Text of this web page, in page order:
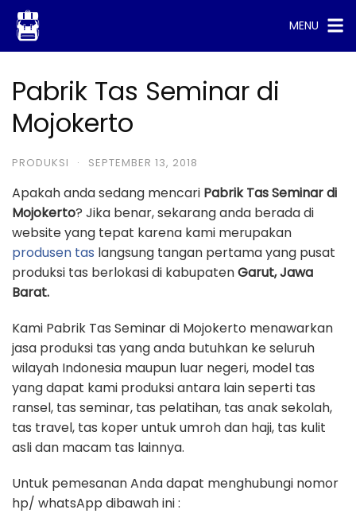
Skip
content
MENU
Pabrik Tas Seminar di
Mojokerto
PRODUKSI · SEPTEMBER 13, 2018
Apakah anda sedang mencari Pabrik Tas Seminar di
Mojokerto? Jika benar, sekarang anda berada di
website yang tepat karena kami merupakan
produsen tas langsung tangan pertama yang pusat
produksi tas berlokasi di kabupatenGarut, Jawa
Barat.
Kami Pabrik Tas Seminar di Mojokerto menawarkan
jasa produksi tas yang anda butuhkan ke seluruh
wilayah Indonesia maupun luar negeri, model tas
yang dapat kami produksi antara lain seperti tas
ransel, tas seminar, tas pelatihan, tas anak sekolah,
tas travel, tas koper untuk umroh dan haji, tas kulit
asli dan macam tas lainnya.
Untuk pemesanan Anda dapat menghubungi nomor
hp/ whatsApp dibawah ini :